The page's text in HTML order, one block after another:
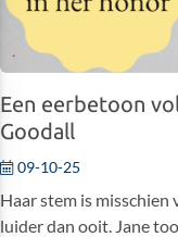
Een eerbetoon
Goodall
09-10-25
Haar stem is
luider dan ooit. Jane